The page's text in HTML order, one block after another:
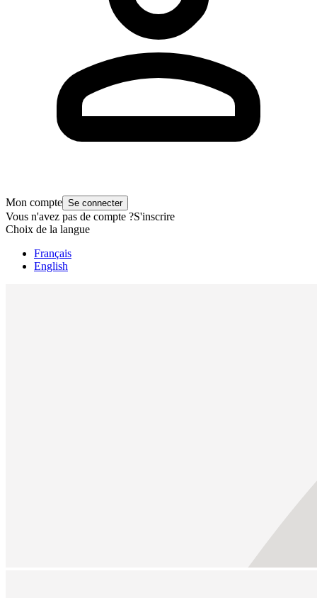
Mon compte Se connecter
Vous n'avez pas de compte ?S'inscrire
Choix de la langue
Français
English